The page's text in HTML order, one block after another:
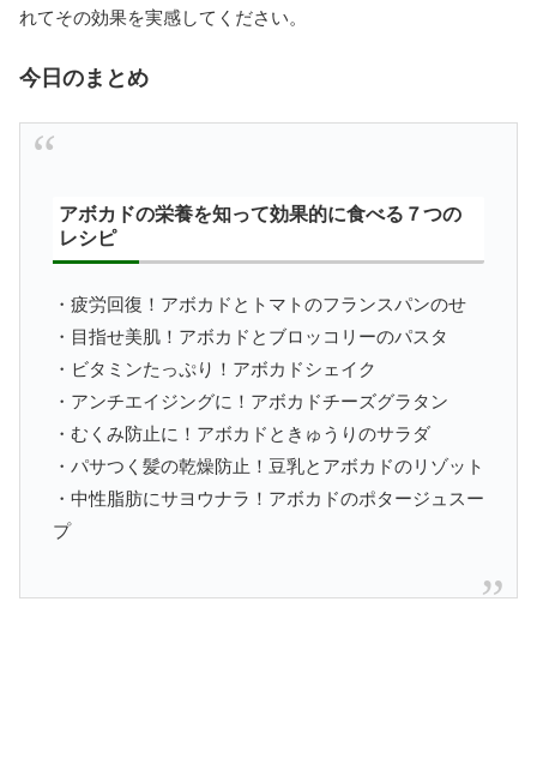
れてその効果を実感してください。
今日のまとめ
アボカドの栄養を知って効果的に食べる７つの
レシピ
・疲労回復！アボカドとトマトのフランスパンのせ
・目指せ美肌！アボカドとブロッコリーのパスタ
・ビタミンたっぷり！アボカドシェイク
・アンチエイジングに！アボカドチーズグラタン
・むくみ防止に！アボカドときゅうりのサラダ
・パサつく髪の乾燥防止！豆乳とアボカドのリゾット
・中性脂肪にサヨウナラ！アボカドのポタージュスー
プ